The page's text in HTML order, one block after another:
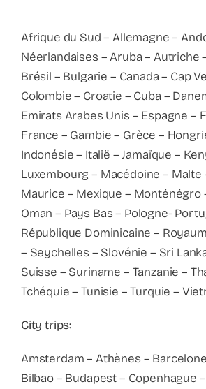
Afrique du Sud – Allemagne –
Néerlandaises – Aruba – Autriche
Brésil – Bulgarie – Canada – Cap
Colombie – Croatie – Cuba –
Emirats Arabes Unis – Espagne –
France – Gambie – Grèce –
Indonésie – Italië – Jamaïque –
Luxembourg – Macédoine – Malte
Maurice – Mexique – Monténégro
Oman – Pays Bas – Pologne-
République Dominicaine –
– Seychelles – Slovénie – Sri
Suisse – Suriname – Tanzanie –
Tchéquie – Tunisie – Turquie –
City trips:
Amsterdam – Athènes –
Bilbao – Budapest – Copenhague